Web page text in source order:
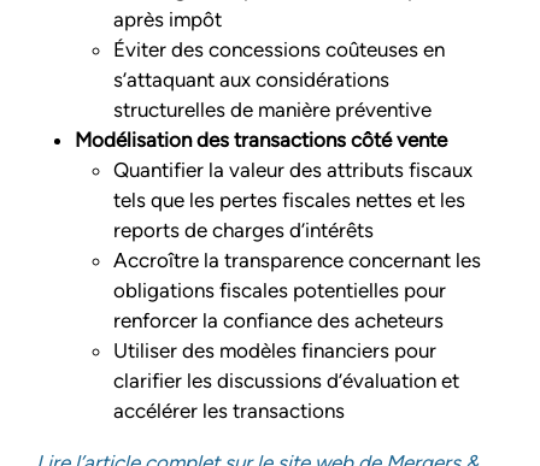
après impôt
Éviter des concessions coûteuses en
s’attaquant aux considérations
structurelles de manière préventive
Modélisation des transactions côté vente
Quantifier la valeur des attributs fiscaux
tels que les pertes fiscales nettes et les
reports de charges d’intérêts
Accroître la transparence concernant les
obligations fiscales potentielles pour
renforcer la confiance des acheteurs
Utiliser des modèles financiers pour
clarifier les discussions d’évaluation et
accélérer les transactions